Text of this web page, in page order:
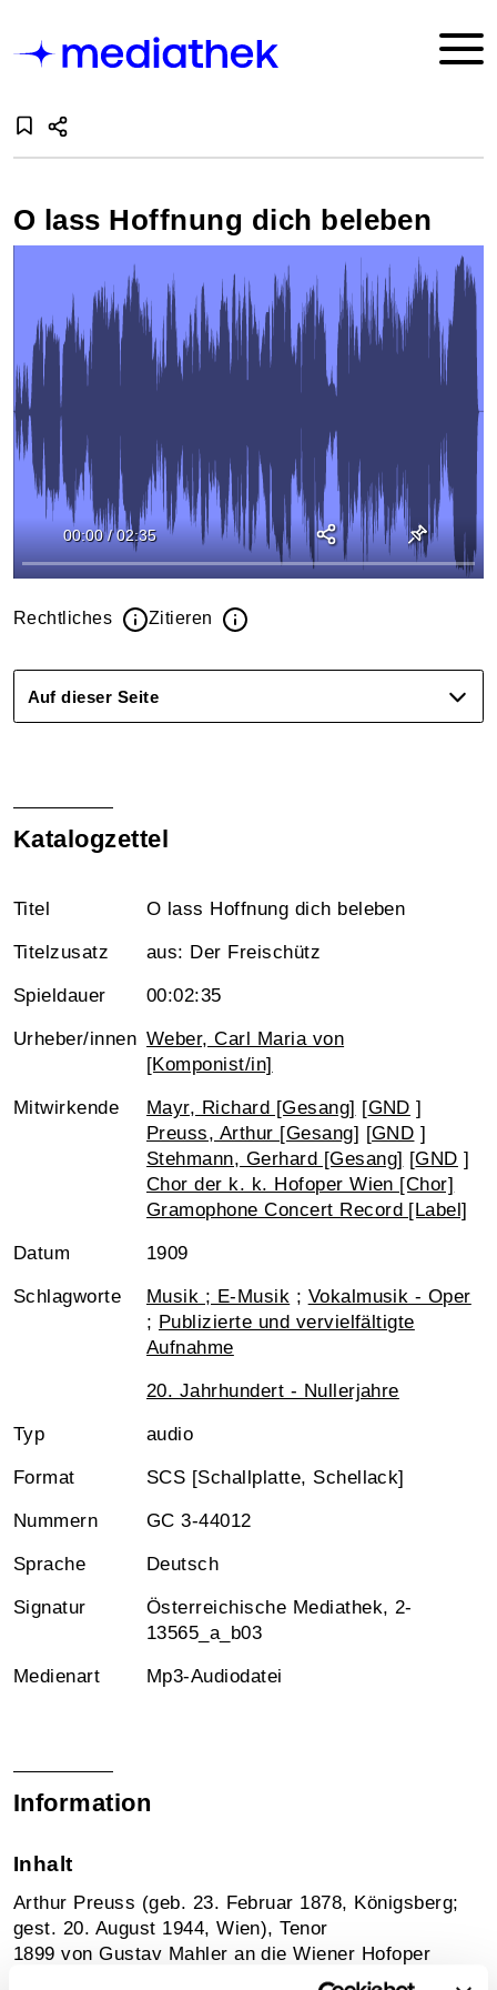
O lass Hoffnung dich beleben
00:00 / 02:35
Rechtliches Zitieren
Auf dieser Seite
Katalogzettel
Titel O lass Hoffnung dich beleben
Titelzusatz aus: Der Freischütz
Spieldauer 00:02:35
Urheber/innen Weber, Carl Maria von
[Komponist/in]
Mitwirkende Mayr, Richard [Gesang] [GND ]
Preuss, Arthur [Gesang] [GND ]
Stehmann, Gerhard [Gesang] [GND ]
Chor der k. k. Hofoper Wien [Chor]
Gramophone Concert Record [Label]
Datum 1909
Schlagworte Musik ; E-Musik ; Vokalmusik - Oper
; Publizierte und vervielfältigte
Aufnahme
20. Jahrhundert - Nullerjahre
Typ audio
Format SCS [Schallplatte, Schellack]
Nummern GC 3-44012
Sprache Deutsch
Signatur
Österreichische Mediathek, 2-
13565_a_b03
Medienart Mp3-Audiodatei
Information
Inhalt
Arthur Preuss (geb. 23. Februar 1878, Königsberg;
gest. 20. August 1944, Wien), Tenor
1899 von Gustav Mahler an die Wiener Hofoper
berufen, sang Preuss vor allem im Buffo-Fach sowie